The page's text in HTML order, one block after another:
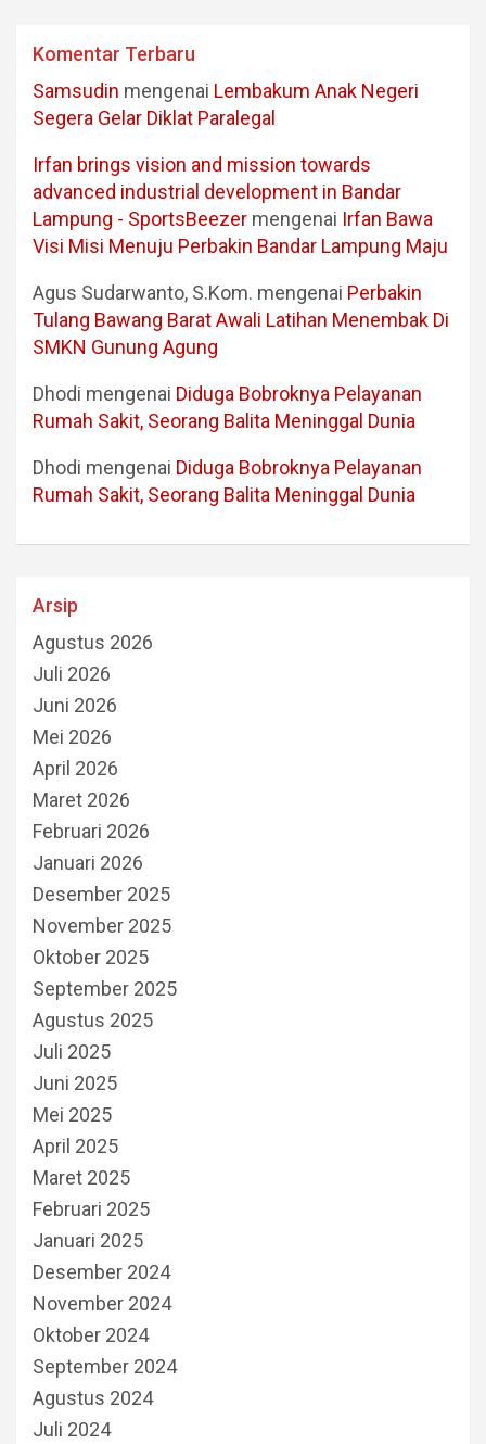
Komentar Terbaru
Samsudin mengenai Lembakum Anak Negeri
Segera Gelar Diklat Paralegal
Irfan brings vision and mission towards
advanced industrial development in Bandar
Lampung - SportsBeezer mengenai Irfan Bawa
Visi Misi Menuju Perbakin Bandar Lampung Maju
Agus Sudarwanto, S.Kom. mengenai Perbakin
Tulang Bawang Barat Awali Latihan Menembak Di
SMKN Gunung Agung
Dhodi mengenai Diduga Bobroknya Pelayanan
Rumah Sakit, Seorang Balita Meninggal Dunia
Dhodi mengenai Diduga Bobroknya Pelayanan
Rumah Sakit, Seorang Balita Meninggal Dunia
Arsip
Agustus 2026
Juli 2026
Juni 2026
Mei 2026
April 2026
Maret 2026
Februari 2026
Januari 2026
Desember 2025
November 2025
Oktober 2025
September 2025
Agustus 2025
Juli 2025
Juni 2025
Mei 2025
April 2025
Maret 2025
Februari 2025
Januari 2025
Desember 2024
November 2024
Oktober 2024
September 2024
Agustus 2024
Juli 2024